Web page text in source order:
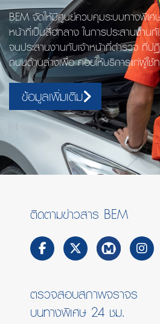
BEM จัดให้มีศูนย์ควบคุมระบบทางพิเ
หน้าที่เป็นสื่อกลาง ในการประสานงา
จนประสานงานกับเจ้าหน้าที่ตำรวจ ที่ป
ถนนด้านล่างเพื่อ คอยให้บริการแก่ผู้ใ
ข้อมูลเพิ่มเติม
ติดตามข่าวสาร BEM
ตรวจสอบสภาพจราจร
บนทางพิเศษ 24 ชม.